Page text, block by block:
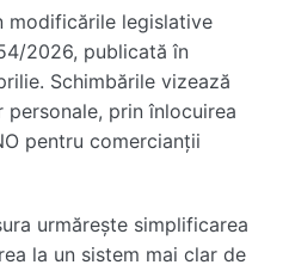
modificările legislative
2026, publicată în
Schimbările vizează
prin înlocuirea
pentru comercianții
urmărește simplificarea
la un sistem mai clar de